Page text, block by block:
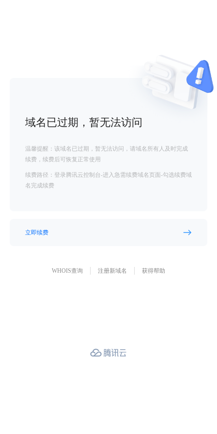
域名已过期，暂无法访问
温馨提醒：该域名已过期，暂无法访问，请域名所有人及时完成
续费，续费后可恢复正常使用
续费路径：登录腾讯云控制台-进入急需续费域名页面-勾选续费域
名完成续费
立即续费
WHOIS查询 注册新域名 获得帮助